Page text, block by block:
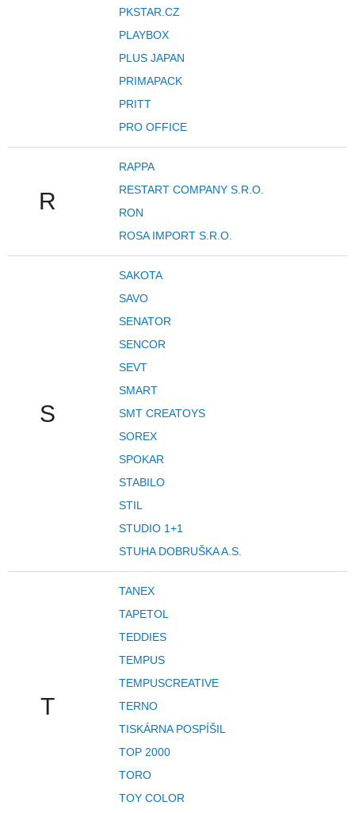
PKSTAR.CZ
PLAYBOX
PLUS JAPAN
PRIMAPACK
PRITT
PRO OFFICE
R
RAPPA
RESTART COMPANY S.R.O.
RON
ROSA IMPORT S.R.O.
S
SAKOTA
SAVO
SENATOR
SENCOR
SEVT
SMART
SMT CREATOYS
SOREX
SPOKAR
STABILO
STIL
STUDIO 1+1
STUHA DOBRUŠKA A.S.
T
TANEX
TAPETOL
TEDDIES
TEMPUS
TEMPUSCREATIVE
TERNO
TISKÁRNA POSPÍŠIL
TOP 2000
TORO
TOY COLOR